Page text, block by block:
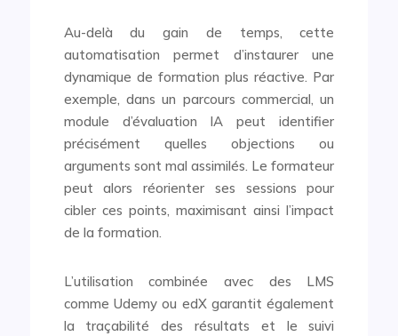
Au-delà du gain de temps, cette
automatisation permet d’instaurer une
dynamique de formation plus réactive. Par
exemple, dans un parcours commercial, un
module d’évaluation IA peut identifier
précisément quelles objections ou
arguments sont mal assimilés. Le formateur
peut alors réorienter ses sessions pour
cibler ces points, maximisant ainsi l’impact
de la formation.
L’utilisation combinée avec des LMS
comme Udemy ou edX garantit également
la traçabilité des résultats et le suivi